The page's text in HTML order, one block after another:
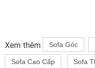
Xem thêm Sofa Góc
Sofa Cao Cấp Sofa